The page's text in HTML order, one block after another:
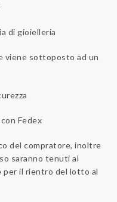
di gioielleria
viene sottoposto ad un
Fedex
del compratore, inoltre
saranno tenuti al
per il rientro del lotto al